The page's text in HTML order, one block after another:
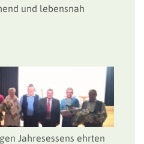
und lebensnah
Jahresessens ehrten